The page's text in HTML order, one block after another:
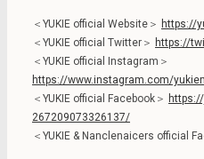
＜YUKIE official Website＞ https://
＜YUKIE official Twitter＞ https://
＜YUKIE official Instagram＞
https://www.instagram.com/
＜YUKIE official Facebook＞
267209073326137/
＜YUKIE & Nanclenaicers official